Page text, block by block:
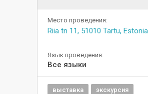
Место проведения:
Riia tn 11, 51010 Tartu, Estonia
Язык проведения:
Все языки
выставка экскурсия